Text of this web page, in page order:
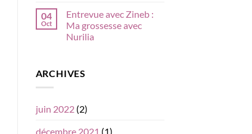
sur
Nurilia
et
Moi
04
Oct
Entrevue avec Zineb :
Ma grossesse avec
Nurilia
Entrevue
avec
grossesse
ARCHIVES
juin 2022(2)
décembre 2021 (1)